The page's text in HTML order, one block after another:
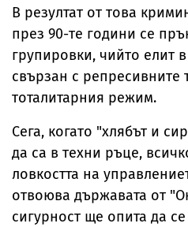
В резултат от това
през 90-те години се
групировки, чийто елит
свързан с репресивните
тоталитарния режим.
Сега, когато "хлябът и
да са в техни ръце,
ловкостта на
отвоюва държавата от
сигурност ще опита да